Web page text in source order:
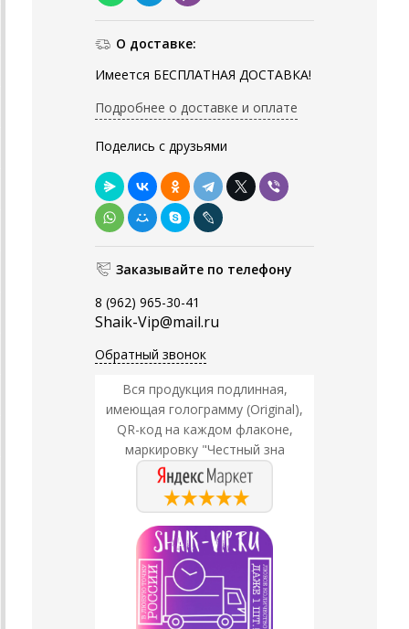
О доставке:
Имеется БЕСПЛАТНАЯ ДОСТАВКА!
Подробнее о доставке и оплате
Поделись с друзьями
Заказывайте по телефону
8 (962) 965-30-41
Shaik-Vip@mail.ru
Обратный звонок
Вся продукция подлинная,
имеющая голограмму (Original),
QR-код на каждом флаконе,
маркировку "Честный зна